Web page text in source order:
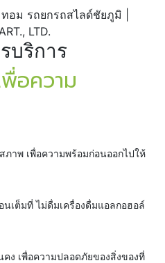
บริการ
พื่อความ
ภาพ เพื่อความพร้อมก่อนออกไปให้
เต็มที่ ไม่ดื่มเครื่องดื่มแอลกอฮอล์
ง เพื่อความปลอดภัยของสิ่งของที่